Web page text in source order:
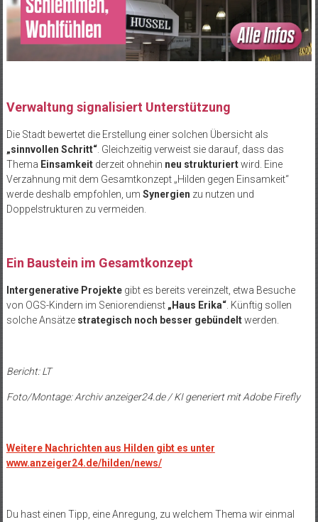
Verwaltung signalisiert Unterstützung
Die Stadt bewertet die Erstellung einer solchen Übersicht als
„sinnvollen Schritt“. Gleichzeitig verweist sie darauf, dass das
Thema Einsamkeitderzeit ohnehin neu strukturiertwird. Eine
Verzahnung mit dem Gesamtkonzept „Hilden gegen Einsamkeit“
werde deshalb empfohlen, um Synergien zu nutzen und
Doppelstrukturen zu vermeiden.
Ein Baustein im Gesamtkonzept
Intergenerative Projektegibt es bereits vereinzelt, etwa Besuche
von OGS-Kindern im Seniorendienst „Haus Erika“. Künftig sollen
solche Ansätze strategisch noch besser gebündeltwerden.
Bericht: LT
Foto/Montage: Archiv anzeiger24.de / KI generiert mit Adobe Firefly
Weitere Nachrichten aus Hilden gibt es unter
www.anzeiger24.de/hilden/news/
Du hast einen Tipp, eine Anregung, zu welchem Thema wir einmal